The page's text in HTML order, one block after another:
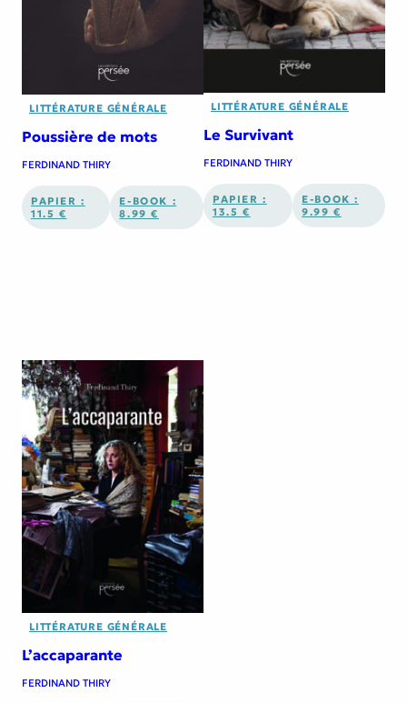
LITTÉRATURE GÉNÉRALE
Poussière de mots
FERDINAND THIRY
PAPIER :
11.5 €
E-BOOK :
8.99 €
LITTÉRATURE GÉNÉRALE
Le Survivant
FERDINAND THIRY
PAPIER :
13.5 €
E-BOOK :
9.99 €
LITTÉRATURE GÉNÉRALE
L’accaparante
FERDINAND THIRY